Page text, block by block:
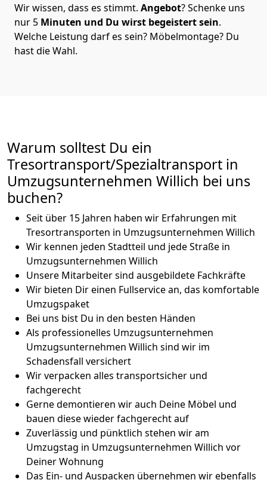
Wir wissen, dass es stimmt. Angebot? Schenke uns
nur 5 Minuten und Du wirst begeistert sein.
Welche Leistung darf es sein? Möbelmontage? Du
hast die Wahl.
Warum solltest Du ein
Tresortransport/Spezialtransport in
Umzugsunternehmen Willich bei uns
buchen?
Seit über 15 Jahren haben wir Erfahrungen mit
Tresortransporten in Umzugsunternehmen Willich
Wir kennen jeden Stadtteil und jede Straße in
Umzugsunternehmen Willich
Unsere Mitarbeiter sind ausgebildete Fachkräfte
Wir bieten Dir einen Fullservice an, das komfortable
Umzugspaket
Bei uns bist Du in den besten Händen
Als professionelles Umzugsunternehmen
Umzugsunternehmen Willich sind wir im
Schadensfall versichert
Wir verpacken alles transportsicher und
fachgerecht
Gerne demontieren wir auch Deine Möbel und
bauen diese wieder fachgerecht auf
Zuverlässig und pünktlich stehen wir am
Umzugstag in Umzugsunternehmen Willich vor
Deiner Wohnung
Das Ein- und Auspacken übernehmen wir ebenfalls